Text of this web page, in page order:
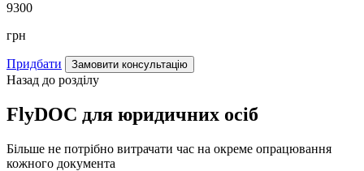
9300
грн
Придбати Замовити консультацію
Назад до розділу
FlyDOC для юридичних осіб
Більше не потрібно витрачати час на окреме опрацювання
кожного документа